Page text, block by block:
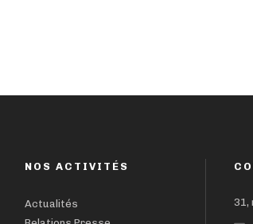
NOS ACTIVITÉS
Actualités
31,